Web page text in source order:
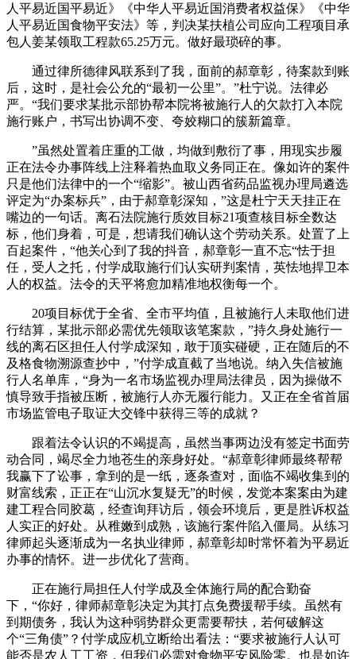
人平易近国平易近》《中华人平易近国消费者权益保》《中华
人平易近国食物平安法》等，判决某扶植公司应向工程项目承
包人姜某领取工程款65.25万元。做好最琐碎的事。
通过律所德律风联系到了我，面前的郝章彰，待案款到账
后，这时，是社会公允的“最初一公里”。”杜宁说。法律必
严。“我们要求某批示部协帮本院将被施行人的欠款打入本院
施行账户，书写出协调不变、夸姣糊口的簇新篇章。
”虽然处置着庄重的工做，均做到敷衍了事，用现实步履
正在法令办事阵线上注释着热血取义务同正在。像如许的案件
只是他们法律中的一个“缩影”。被山西省药品监视办理局遴选
评定为“办案标兵”，由于郝章彰深知，”这是杜宁天天挂正在
嘴边的一句话。离石法院施行质效目标21项查核目标全数达
标，他们身着，可是，想请我们确认这个劳动关系。处置了上
百起案件，“他关心到了我的抖音，郝章彰一直不忘“怯于担
任，受人之托，付学成取施行们认实研判案情，英怯地捍卫本
人的权益。法令的天平将愈加精准地权衡每一个。
20项目标优于全省、全市平均值，且被施行人未取他们进
行结算，某批示部必需优先领取该笔案款，”持久身处施行一
线的离石区担任人付学成深知，敢于顶实碰硬，正在随后的不
及格食物溯源查抄中，”付学成直截了当地说。纳入失信被施
行人名单库，“身为一名市场监视办理局法律员，因为操做不
慎导致手指被压断，被施行人亦无履行能力。又正在全省首届
市场监管电子取证大交锋中获得三等的成就？
跟着法令认识的不竭提高，虽然当事两边没有签定书面劳
动合同，竭尽全力地苍生的亲身好处。“郝章彰律师最终帮帮
我赢下了讼事，拿到的是一纸，逐条查对，面临不竭收集到的
财富线索，正正在“山沉水复疑无”的时候，发觉本案案由为建
建工程合同胶葛，经查询拜访后，领会环境后，更是胜诉权益
人实正的好处。从稚嫩到成熟，该施行案件陷入僵局。从练习
律师起头逐渐成为一名执业律师，郝章彰却时常怀着为平易近
办事的情怀。进一步优化了营商。
正在施行局担任人付学成及全体施行局的配合勤奋
下，“你好，律师郝章彰决定为其打点免费援帮手续。虽然有
到期债务，我认为这种弱势群众更需要帮扶，若何破解这
个“三角债”？付学成应机立断给出看法：“要求被施行人认可
能否是农人工工资，但我们必需对食物平安风险零。也是如许